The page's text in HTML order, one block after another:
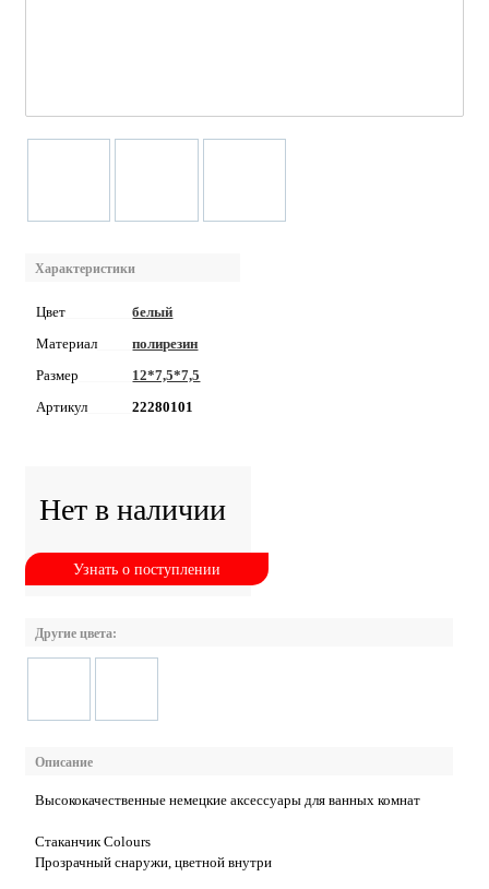
Характеристики
Цвет
белый
Материал
полирезин
Размер
12*7,5*7,5
Артикул
22280101
Нет в наличии
Узнать о поступлении
Другие цвета:
Описание
Высококачественные немецкие аксессуары для ванных комнат
Стаканчик Colours
Прозрачный снаружи, цветной внутри